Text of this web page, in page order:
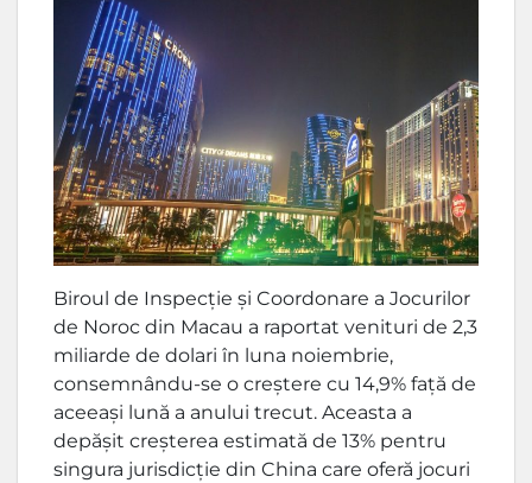
Biroul de Inspecție și Coordonare a Jocurilor
de Noroc din Macau a raportat venituri de 2,3
miliarde de dolari în luna noiembrie,
consemnându-se o creștere cu 14,9% față de
aceeași lună a anului trecut. Aceasta a
depășit creșterea estimată de 13% pentru
singura jurisdicție din China care oferă jocuri